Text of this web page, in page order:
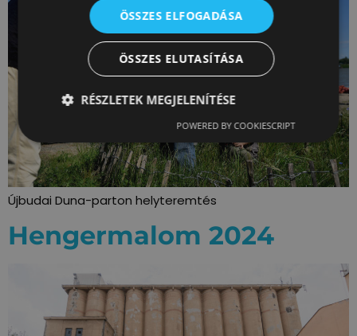
Újbudai Duna-parton helyteremtés
Hengermalom 2024
ÖSSZES ELFOGADÁSA
ÖSSZES ELUTASÍTÁSA
RÉSZLETEK MEGJELENÍTÉSE
POWERED BY COOKIESCRIPT